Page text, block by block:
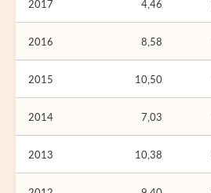
2017 4,46
2016 8,58
2015 10,50
2014 7,03
2013 10,38